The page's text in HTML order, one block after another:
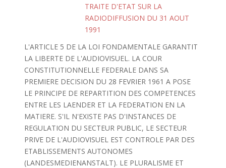
TRAITE D'ETAT SUR LA
RADIODIFFUSION DU 31 AOUT
1991
L'ARTICLE 5 DE LA LOI FONDAMENTALE GARANTIT
LA LIBERTE DE L'AUDIOVISUEL. LA COUR
CONSTITUTIONNELLE FEDERALE DANS SA
PREMIERE DECISION DU 28 FEVRIER 1961 A POSE
LE PRINCIPE DE REPARTITION DES COMPETENCES
ENTRE LES LAENDER ET LA FEDERATION EN LA
MATIERE. S'IL N'EXISTE PAS D'INSTANCES DE
REGULATION DU SECTEUR PUBLIC, LE SECTEUR
PRIVE DE L'AUDIOVISUEL EST CONTROLE PAR DES
ETABLISSEMENTS AUTONOMES
(LANDESMEDIENANSTALT). LE PLURALISME ET